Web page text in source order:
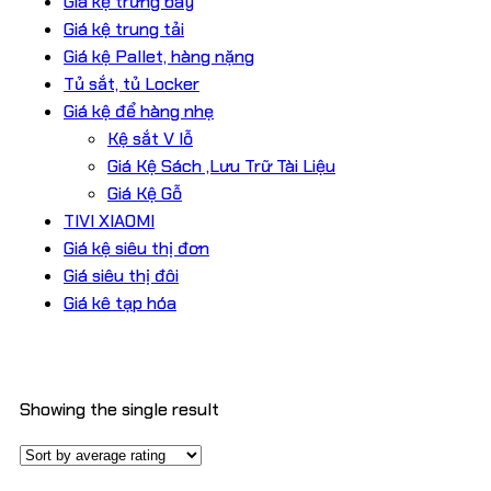
Giá kệ trung tải
Giá kệ Pallet, hàng nặng
Tủ sắt, tủ Locker
Giá kệ để hàng nhẹ
Kệ sắt V lỗ
Giá Kệ Sách ,Lưu Trữ Tài Liệu
Giá Kệ Gỗ
TIVI XIAOMI
Giá kệ siêu thị đơn
Giá siêu thị đôi
Giá kê tạp hóa
Showing the single result